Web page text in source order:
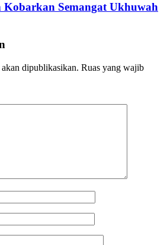
Kobarkan Semangat Ukhuwah
dipublikasikan. Ruas yang wajib